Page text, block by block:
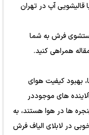
قالیشویی آپ در تهران
شستشوی فرش به شما
همراهی کنید.
بهبود کیفیت هوای
های موجوددر
ها در هوا هستند، به
در لابلای الیاف فرش